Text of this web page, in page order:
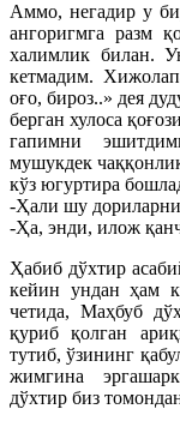
Аммо, негадир у
ангоригмга разм
халимлик билан.
кетмадим.
оғо, бироз..» дея
берган хулоса
гапимни
мушукдек
кўз югуртира
-Ҳали шу
-Ҳа, энди, илож
Ҳабиб дўхтир
кейин ундан ҳам
четида, Маҳбуб
қуриб қолган
тутиб, ўзининг
жимгина
дўхтир биз